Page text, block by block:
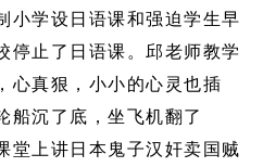
小学设日语课和强迫学生早
停止了日语课。邱老师教学
心真狠，小小的心灵也插
船沉了底，坐飞机翻了
上讲日本鬼子汉奸卖国贼